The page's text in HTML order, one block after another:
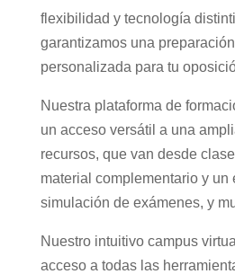
flexibilidad y tecnología
garantizamos una
personalizada para tu
Nuestra plataforma de
un acceso versátil a una
recursos, que van desde
material complementario y un
simulación de exámenes, y
Nuestro intuitivo campus
acceso a todas las